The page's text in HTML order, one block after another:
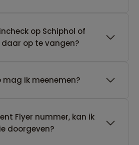
op Schiphol of
op te vangen?
mag ik meenemen?
Flyer nummer, kan ik
doorgeven?